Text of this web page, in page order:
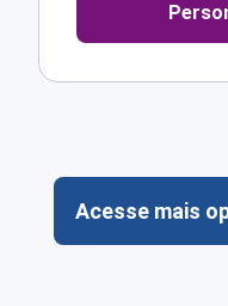
Acesse mais